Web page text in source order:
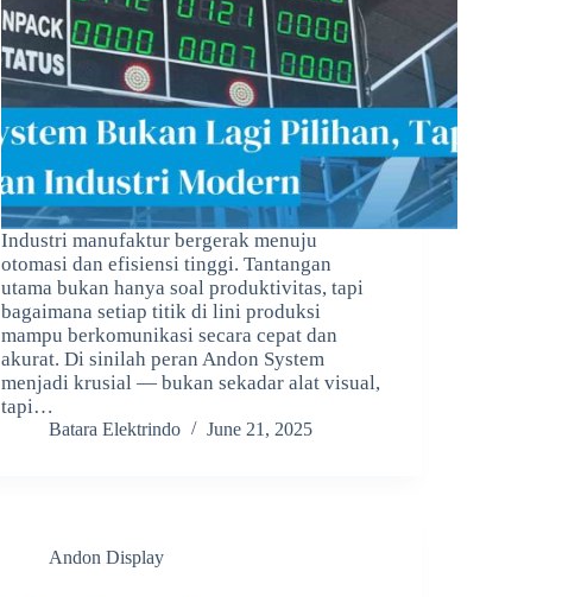
Industri manufaktur bergerak menuju
otomasi dan efisiensi tinggi. Tantangan
utama bukan hanya soal produktivitas, tapi
bagaimana setiap titik di lini produksi
mampu berkomunikasi secara cepat dan
akurat. Di sinilah peran Andon System
menjadi krusial — bukan sekadar alat visual,
tapi…
Batara Elektrindo June 21, 2025
Andon Display